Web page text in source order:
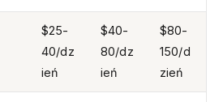
$25-
40/dz
ień
$40-
80/dz
ień
$80-
150/d
zień